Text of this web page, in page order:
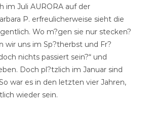
im Juli AURORA auf der
P. erfreulicherweise sieht die
Wo m?gen sie nur stecken?
wir uns im Sp?therbst und Fr?
nichts passiert sein?“ und
Doch pl?tzlich im Januar sind
war es in den letzten vier Jahren,
wieder sein.